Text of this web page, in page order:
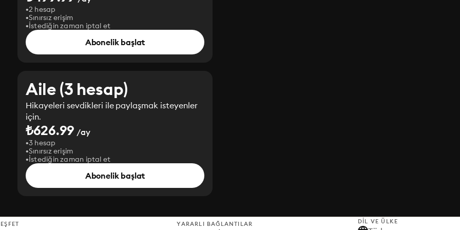
2 hesap
Sınırsız erişim
İstediğin zaman iptal et
Abonelik başlat
Aile (3 hesap)
Hikayeleri sevdikleri ile paylaşmak isteyenler
için.
₺626.99 /ay
3 hesap
Sınırsız erişim
İstediğin zaman iptal et
Abonelik başlat
YARARLI BAĞLANTILAR DIL VE ÜLKE